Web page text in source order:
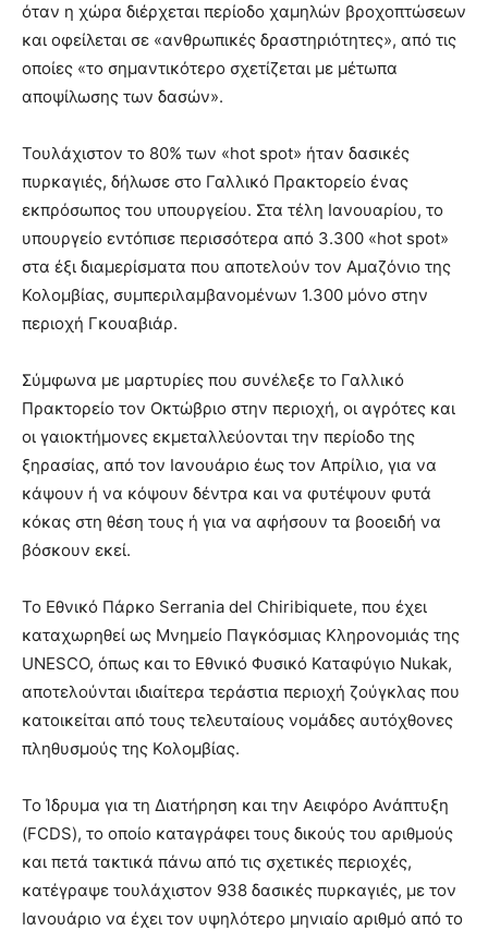
όταν η χώρα διέρχεται περίοδο χαμηλών βροχοπτώσεων
και οφείλεται σε «ανθρωπικές δραστηριότητες», από τις
οποίες «το σημαντικότερο σχετίζεται με μέτωπα
αποψίλωσης των δασών».
Τουλάχιστον το 80% των «hot spot» ήταν δασικές
πυρκαγιές, δήλωσε στο Γαλλικό Πρακτορείο ένας
εκπρόσωπος του υπουργείου. Στα τέλη Ιανουαρίου, το
υπουργείο εντόπισε περισσότερα από 3.300 «hot spot»
στα έξι διαμερίσματα που αποτελούν τον Αμαζόνιο της
Κολομβίας, συμπεριλαμβανομένων 1.300 μόνο στην
περιοχή Γκουαβιάρ.
Σύμφωνα με μαρτυρίες που συνέλεξε το Γαλλικό
Πρακτορείο τον Οκτώβριο στην περιοχή, οι αγρότες και
οι γαιοκτήμονες εκμεταλλεύονται την περίοδο της
ξηρασίας, από τον Ιανουάριο έως τον Απρίλιο, για να
κάψουν ή να κόψουν δέντρα και να φυτέψουν φυτά
κόκας στη θέση τους ή για να αφήσουν τα βοοειδή να
βόσκουν εκεί.
Το Εθνικό Πάρκο Serrania del Chiribiquete, που έχει
καταχωρηθεί ως Μνημείο Παγκόσμιας Κληρονομιάς της
UNESCO, όπως και το Εθνικό Φυσικό Καταφύγιο Nukak,
αποτελούνται ιδιαίτερα τεράστια περιοχή ζούγκλας που
κατοικείται από τους τελευταίους νομάδες αυτόχθονες
πληθυσμούς της Κολομβίας.
Το Ίδρυμα για τη Διατήρηση και την Αειφόρο Ανάπτυξη
(FCDS), το οποίο καταγράφει τους δικούς του αριθμούς
και πετά τακτικά πάνω από τις σχετικές περιοχές,
κατέγραψε τουλάχιστον 938 δασικές πυρκαγιές, με τον
Ιανουάριο να έχει τον υψηλότερο μηνιαίο αριθμό από το